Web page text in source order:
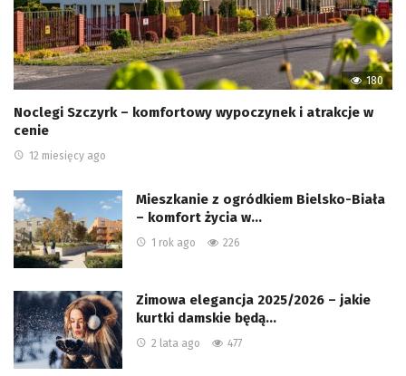
180
Noclegi Szczyrk – komfortowy wypoczynek i atrakcje w
cenie
12 miesięcy ago
Mieszkanie z ogródkiem Bielsko-Biała
– komfort życia w…
1 rok ago 226
Zimowa elegancja 2025/2026 – jakie
kurtki damskie będą…
2 lata ago 477